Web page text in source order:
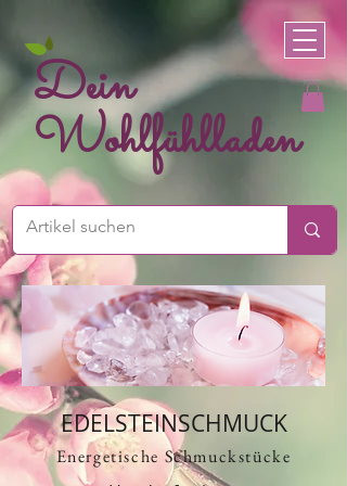
Dein
Wohlfühlladen
EDELSTEINSCHMUCK
Energetische Schmuckstücke